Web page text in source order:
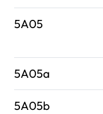
5A05
5A05a
5A05b